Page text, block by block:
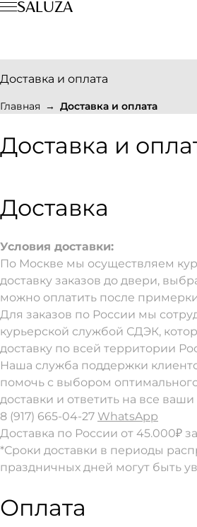
SALUZA
Доставка и оплата
Главная Доставка и оплата
Доставка и
Доставка
Условия доставки:
По Москве мы осуществляем
доставку заказов до двери,
можно оплатить после
Для заказов по России мы
курьерской службой СДЭК,
доставку по всей территории
Наша служба поддержки
помочь с выбором
доставки и ответить на все
8 (917) 665-04-27 WhatsApp
Доставка по России от 45.000₽
*Сроки доставки в периоды
праздничных дней могут быть
Оплата